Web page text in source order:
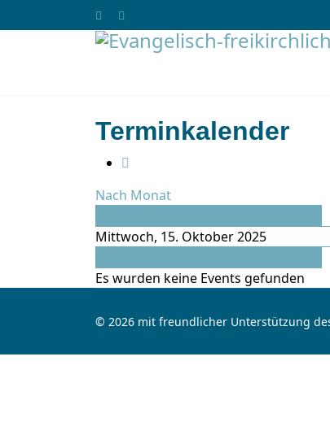
Terminkalender
Nach Monat
Mittwoch, 15. Oktober 2025
Es wurden keine Events gefunden
© 2026 mit freundlicher Unterstützung